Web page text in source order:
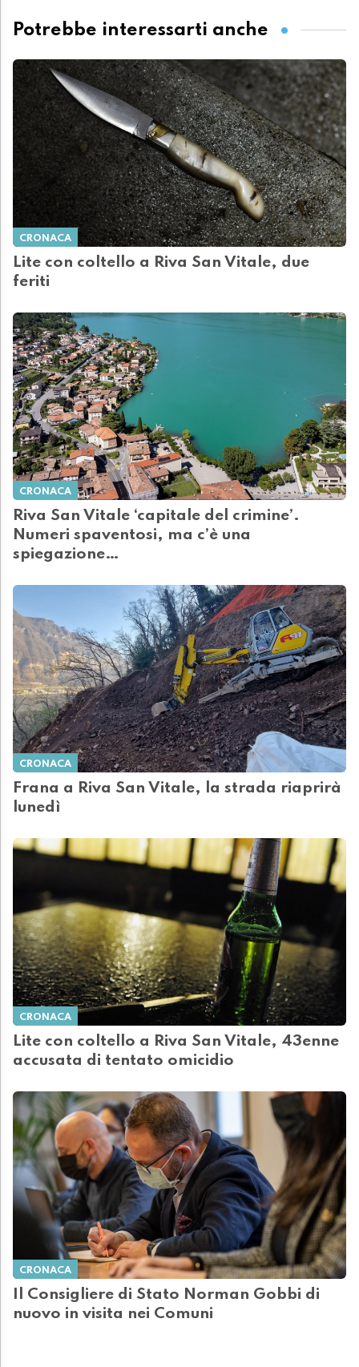
Potrebbe interessarti anche
CRONACA
Lite con coltello a Riva San Vitale, due
feriti
CRONACA
Riva San Vitale ‘capitale del crimine’.
Numeri spaventosi, ma c’è una
spiegazione…
CRONACA
Frana a Riva San Vitale, la strada riaprirà
lunedì
CRONACA
Lite con coltello a Riva San Vitale, 43enne
accusata di tentato omicidio
CRONACA
Il Consigliere di Stato Norman Gobbi di
nuovo in visita nei Comuni